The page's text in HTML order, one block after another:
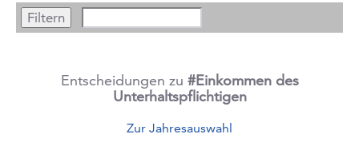
Entscheidungen zu #Einkommen des
Unterhaltspflichtigen
Zur Jahresauswahl